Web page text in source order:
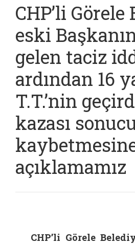
CHP’li
eski
gelen taciz
ardından 16
T.T.’nin
kazası
açıklamamız
CHP’li Görele